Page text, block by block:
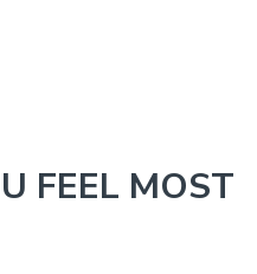
FEEL MOST